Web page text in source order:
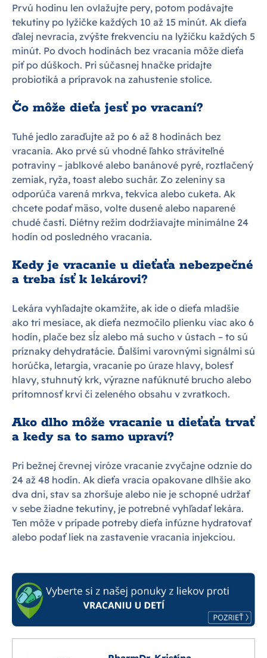
Prvú hodinu len ovlažujte pery, potom podávajte
tekutiny po lyžičke každých 10 až 15 minút. Ak dieťa
ďalej nevracia, zvýšte frekvenciu na lyžičku každých 5
minút. Po dvoch hodinách bez vracania môže dieťa
piť po dúškoch. Pri súčasnej hnačke pridajte
probiotiká a prípravok na zahustenie stolice.
Čo môže dieťa jesť po vracaní?
Tuhé jedlo zaraďujte až po 6 až 8 hodinách bez
vracania. Ako prvé sú vhodné ľahko stráviteľné
potraviny – jablkové alebo banánové pyré, roztlačený
zemiak, ryža, toast alebo suchár. Zo zeleniny sa
odporúča varená mrkva, tekvica alebo cuketa. Ak
chcete podať mäso, volte dusené alebo naparené
chudé časti. Diétny režim dodržiavajte minimálne 24
hodín od posledného vracania.
Kedy je vracanie u dieťaťa nebezpečné
a treba ísť k lekárovi?
Lekára vyhľadajte okamžite, ak ide o dieťa mladšie
ako tri mesiace, ak dieťa nezmočilo plienku viac ako 6
hodín, plače bez sĺz alebo má sucho v ústach – to sú
príznaky dehydratácie. Ďalšími varovnými signálmi sú
horúčka, letargia, vracanie po úraze hlavy, bolesť
hlavy, stuhnutý krk, výrazne nafúknuté brucho alebo
prítomnosť krvi či zeleného obsahu v zvratkoch.
Ako dlho môže vracanie u dieťaťa trvať
a kedy sa to samo upraví?
Pri bežnej črevnej viróze vracanie zvyčajne odznie do
24 až 48 hodín. Ak dieťa vracia opakovane dlhšie ako
dva dni, stav sa zhoršuje alebo nie je schopné udržať
v sebe žiadne tekutiny, je potrebné vyhľadať lekára.
Ten môže v prípade potreby dieťa infúzne hydratovať
alebo podať liek na zastavenie vracania injekciou.